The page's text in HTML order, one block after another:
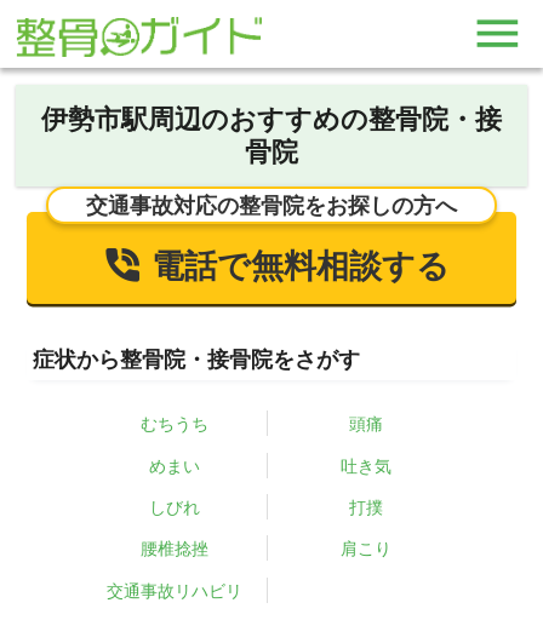
伊勢市駅周辺のおすすめの整骨院・接
骨院
交通事故対応の整骨院をお探しの方へ
電話で無料相談する
症状から整骨院・接骨院をさがす
むちうち 頭痛
めまい 吐き気
しびれ 打撲
腰椎捻挫 肩こり
交通事故リハビリ